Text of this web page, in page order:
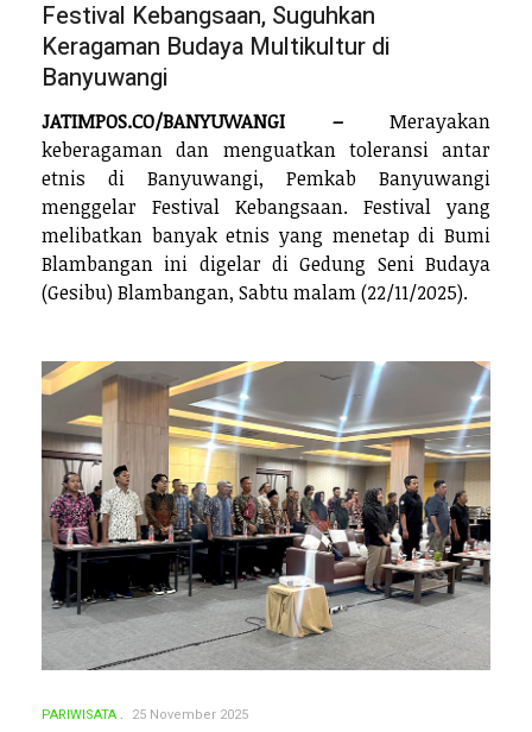
Festival Kebangsaan, Suguhkan
Keragaman Budaya Multikultur di
Banyuwangi
JATIMPOS.CO/BANYUWANGI –Merayakan
keberagaman dan menguatkan toleransi antar
etnis di Banyuwangi, Pemkab Banyuwangi
menggelar Festival Kebangsaan. Festival yang
melibatkan banyak etnis yang menetap di Bumi
Blambangan ini digelar di Gedung Seni Budaya
(Gesibu) Blambangan, Sabtu malam (22/11/2025).
PARIWISATA 25 November 2025